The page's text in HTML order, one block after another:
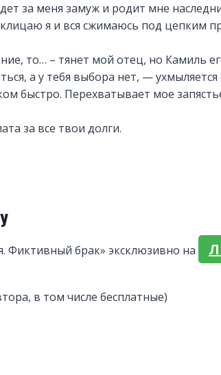
за меня замуж и родит мне
я и вся сжимаюсь под цепким
то… – тянет мой отец, но Камиль
а у тебя выбора нет, — ухмыляется
быстро. Перехватывает мое
за все твои долги.
Фиктивный брак» эксклюзивно на
в том числе бесплатные)